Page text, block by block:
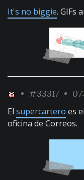
It's no biggie. GIFs
• #33317 •
El supercartero es
oficina de Correos.